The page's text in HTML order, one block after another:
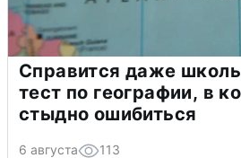
Справится даже
тест по географии, в
стыдно ошибиться
6 августа 113